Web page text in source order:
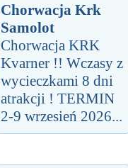
Chorwacja Krk
Samolot
Chorwacja KRK
Kvarner !! Wczasy z
wycieczkami 8 dni
atrakcji ! TERMIN
2-9 wrzesień 2026...